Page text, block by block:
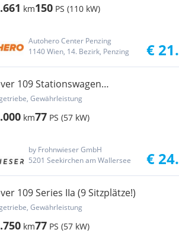
km150 PS (110 kW)
Autohero Center Penzing
1140 Wien, 14. Bezirk, Penzing
€
109 Stationswagen
Oltimer Ros...
Gewährleistung
km77 PS (57 kW)
by Frohnwieser GmbH
5201 Seekirchen am Wallersee
€
109 Series IIa (9 Sitzplätze!)
Gewährleistung
km77 PS (57 kW)